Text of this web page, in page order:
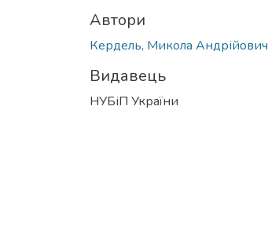
Автори
Кердель, Микола Андрійович
Видавець
НУБіП України